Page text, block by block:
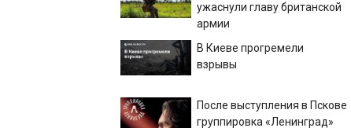
ужаснули главу британской
армии
В Киеве прогремели
взрывы
После выступления в Пскове
группировка «Ленинград»